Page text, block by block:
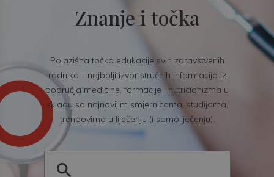
Znanje i točka
Polazišna točka edukacije svih zdravstvenih
radnika - najbolji izvor stručnih informacija iz
područja medicine, farmacije i nutricionizma u
skladu sa najnovijim smjernicama, studijama,
trendovima u liječenju (i samoliječenju).